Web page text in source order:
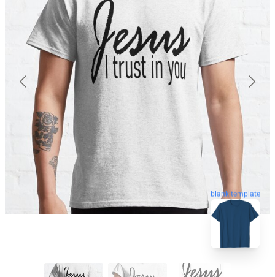
blank template